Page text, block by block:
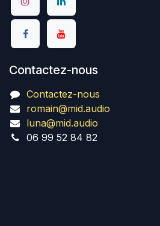
Contactez-nous
Contactez-nous
romain@mid.audio
luna@mid.audio
06 99 52 84 82